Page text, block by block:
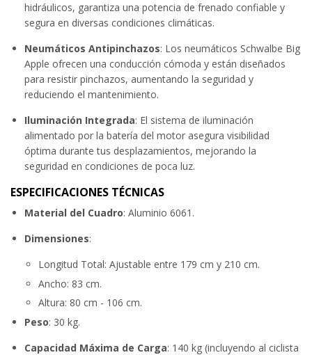
hidráulicos, garantiza una potencia de frenado confiable y
segura en diversas condiciones climáticas.
Neumáticos Antipinchazos: Los neumáticos Schwalbe Big
Apple ofrecen una conducción cómoda y están diseñados
para resistir pinchazos, aumentando la seguridad y
reduciendo el mantenimiento.
Iluminación Integrada: El sistema de iluminación
alimentado por la batería del motor asegura visibilidad
óptima durante tus desplazamientos, mejorando la
seguridad en condiciones de poca luz.
ESPECIFICACIONES TÉCNICAS
Material del Cuadro: Aluminio 6061.
Dimensiones:
Longitud Total: Ajustable entre 179 cm y 210 cm.
Ancho: 83 cm.
Altura: 80 cm - 106 cm.
Peso: 30 kg.
Capacidad Máxima de Carga: 140 kg (incluyendo al ciclista